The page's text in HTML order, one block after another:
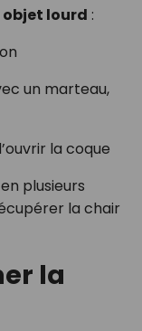
objet lourd :
un marteau,
la coque
plusieurs
la chair
la